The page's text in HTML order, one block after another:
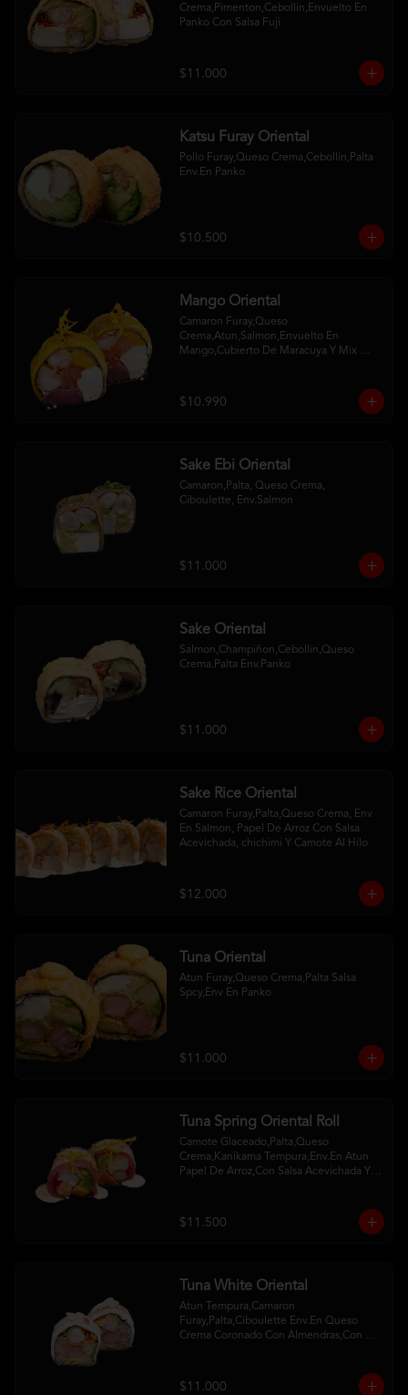
Crema,Pimenton,Cebollin,Envuelto En
Panko Con Salsa Fuji
$11.000
Katsu Furay Oriental
Pollo Furay,Queso Crema,Cebollin,Palta
Env.En Panko
$10.500
Mango Oriental
Camaron Furay,Queso
Crema,Atun,Salmon,Envuelto En
Mango,Cubierto De Maracuya Y Mix
$10.990
Sake Ebi Oriental
Camaron,Palta, Queso Crema,
Ciboulette, Env.Salmon
$11.000
Sake Oriental
Salmon,Champiñon,Cebollin,Queso
Crema.Palta Env.Panko
$11.000
Sake Rice Oriental
Camaron Furay,Palta,Queso Crema, Env
En Salmon, Papel De Arroz Con Salsa
Acevichada, chichimi Y Camote Al Hilo
$12.000
Tuna Oriental
Atun Furay,Queso Crema,Palta Salsa
Spcy,Env En Panko
$11.000
Tuna Spring Oriental Roll
Camote Glaceado,Palta,Queso
Crema,Kanikama Tempura,Env.En Atun
Papel De Arroz,Con Salsa Acevichada Y
$11.500
Tuna White Oriental
Atun Tempura,Camaron
Furay,Palta,Ciboulette Env.En Queso
Crema Coronado Con Almendras,Con
$11.000